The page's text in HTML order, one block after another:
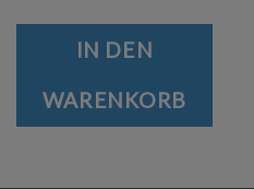
IN DEN
WARENKORB